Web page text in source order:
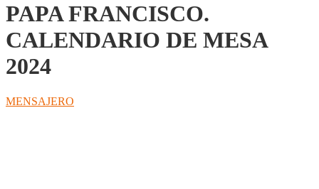
PAPA FRANCISCO.
CALENDARIO DE MESA
2024
MENSAJERO